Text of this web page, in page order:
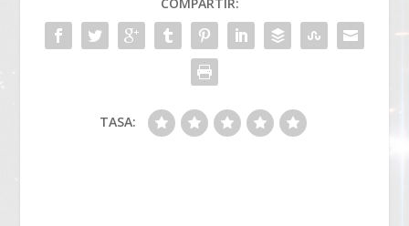
COMPARTIR:
TASA: